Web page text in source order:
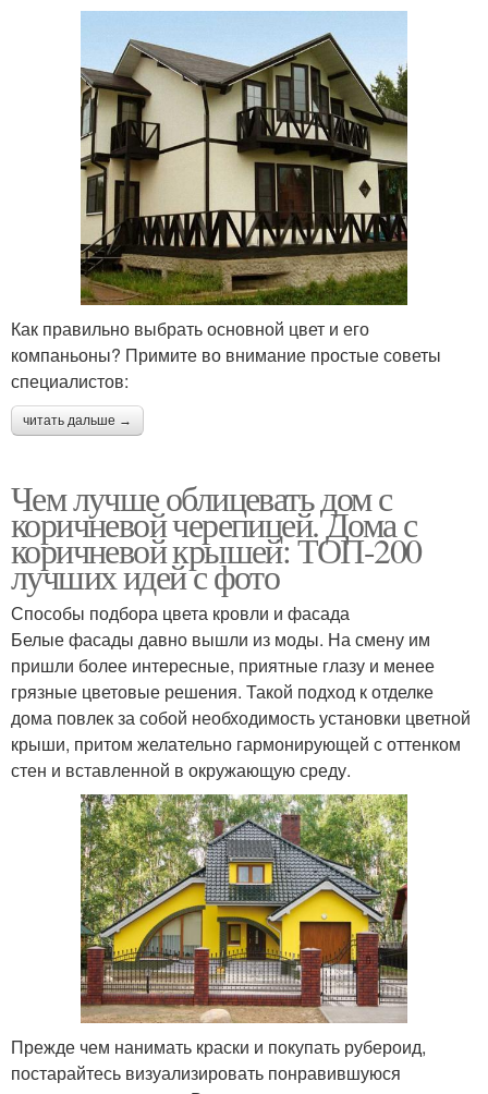
Как правильно выбрать основной цвет и его
компаньоны? Примите во внимание простые советы
специалистов:
читать дальше →
Чем лучше облицевать дом с
коричневой черепицей. Дома с
коричневой крышей: ТОП-200
лучших идей с фото
Способы подбора цвета кровли и фасада
Белые фасады давно вышли из моды. На смену им
пришли более интересные, приятные глазу и менее
грязные цветовые решения. Такой подход к отделке
дома повлек за собой необходимость установки цветной
крыши, притом желательно гармонирующей с оттенком
стен и вставленной в окружающую среду.
Прежде чем нанимать краски и покупать рубероид,
постарайтесь визуализировать понравившуюся